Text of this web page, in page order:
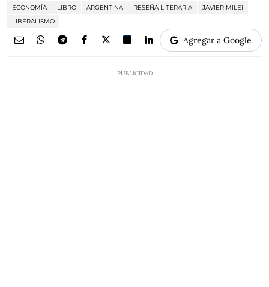
ECONOMÍA LIBRO ARGENTINA RESEÑA LITERARIA
JAVIER MILEI
LIBERALISMO
Agregar a Google